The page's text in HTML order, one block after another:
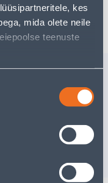
kes
mida olete neile
teenuste
BOTTARI
Tarne pole